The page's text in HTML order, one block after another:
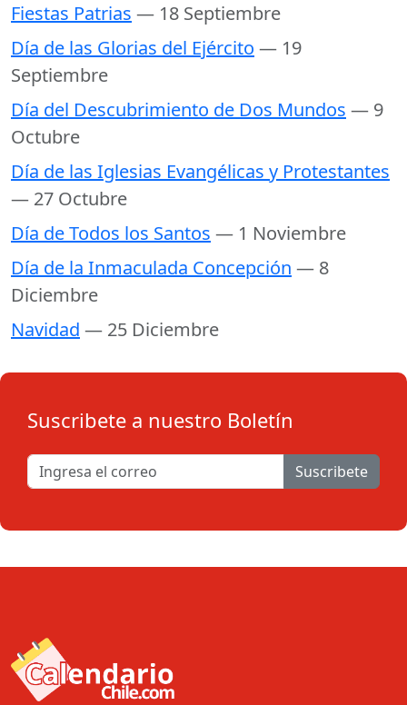
Fiestas Patrias — 18 Septiembre
Día de las Glorias del Ejército — 19
Septiembre
Día del Descubrimiento de Dos Mundos — 9
Octubre
Día de las Iglesias Evangélicas y Protestantes
— 27 Octubre
Día de Todos los Santos — 1 Noviembre
Día de la Inmaculada Concepción — 8
Diciembre
Navidad — 25 Diciembre
Suscribete a nuestro Boletín
Suscribete